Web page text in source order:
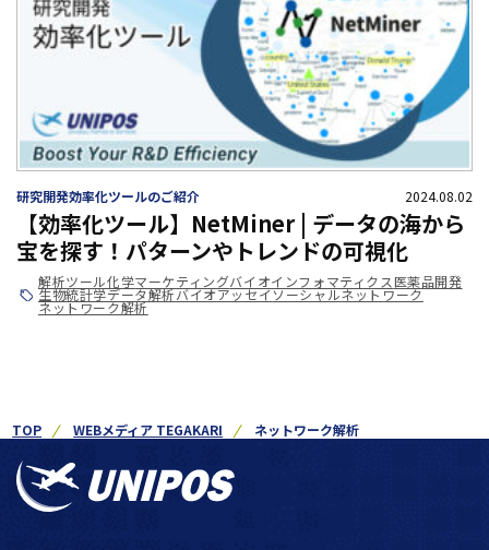
研究開発効率化ツールのご紹介 2024.08.02
【効率化ツール】NetMiner | データの海から
宝を探す！パターンやトレンドの可視化
解析ツール化学マーケティングバイオインフォマティクス医薬品開発
生物統計学データ解析バイオアッセイソーシャルネットワーク
ネットワーク解析
TOP WEBメディア TEGAKARI ネットワーク解析